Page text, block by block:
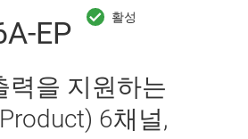
EP
력을 지원하는
6채널,